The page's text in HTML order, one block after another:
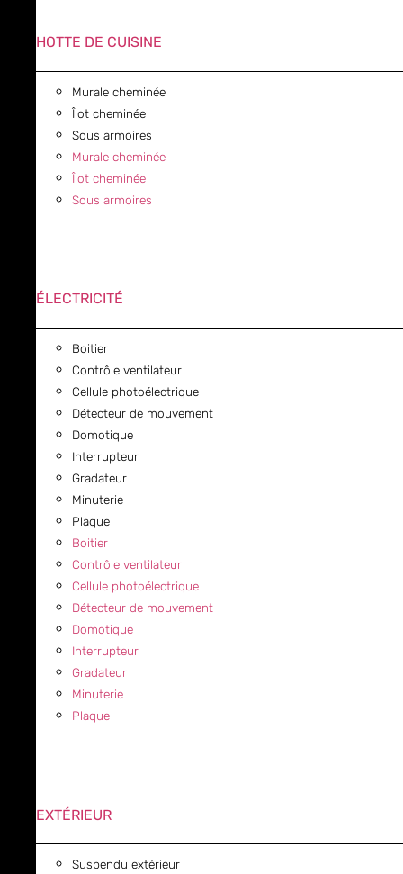
HOTTE DE CUISINE
Murale cheminée
Îlot cheminée
Sous armoires
Murale cheminée
Îlot cheminée
Sous armoires
ÉLECTRICITÉ
Boitier
Contrôle ventilateur
Cellule photoélectrique
Détecteur de mouvement
Domotique
Interrupteur
Gradateur
Minuterie
Plaque
Boitier
Contrôle ventilateur
Cellule photoélectrique
Détecteur de mouvement
Domotique
Interrupteur
Gradateur
Minuterie
Plaque
EXTÉRIEUR
Suspendu extérieur